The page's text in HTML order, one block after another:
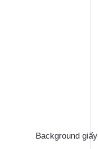
Background giấy